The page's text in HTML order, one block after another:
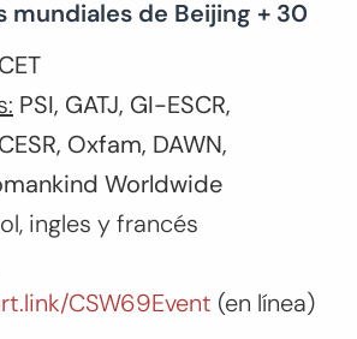
mundiales de Beijing + 30
PSI, GATJ, GI-ESCR,
Oxfam, DAWN,
Worldwide
ingles y francés
CSW69Event (en línea)